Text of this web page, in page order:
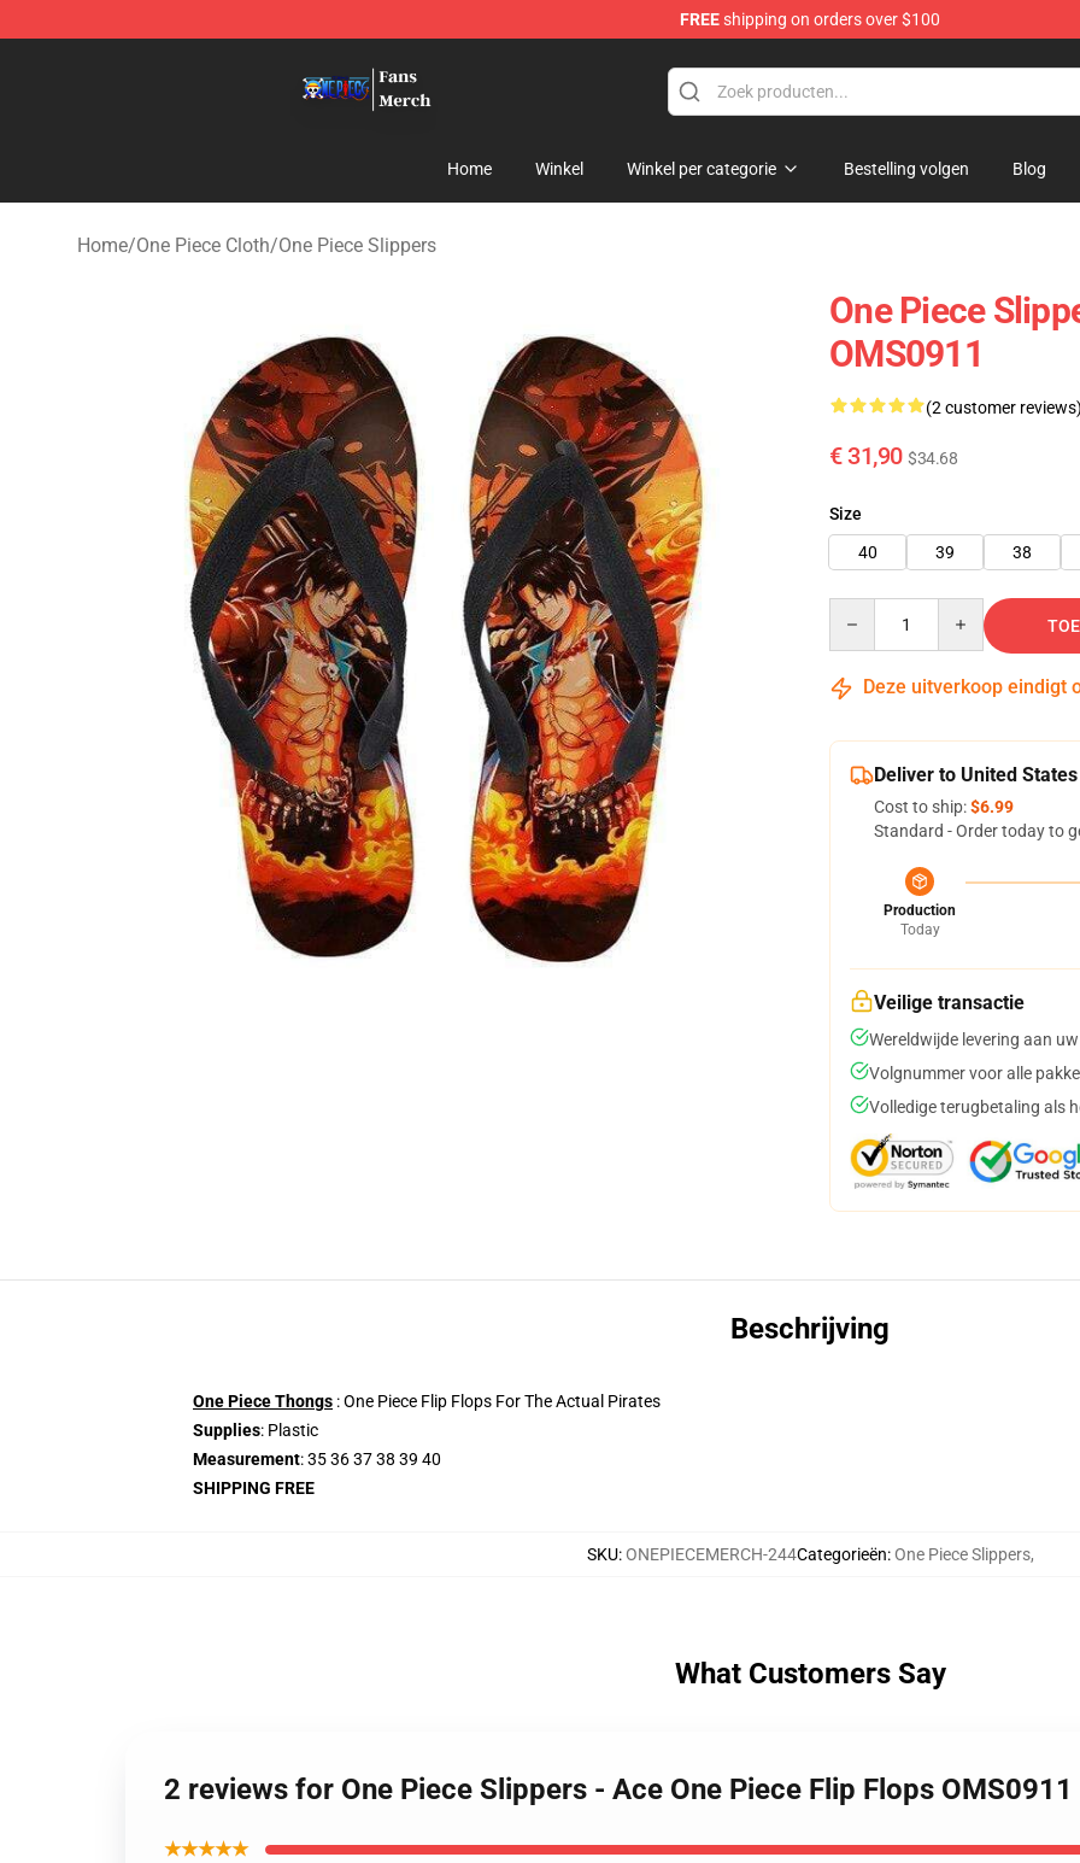
FREEshipping on orders over $100
Home Winkel Winkel per categorie Bestelling volgen Blog
Home/One Piece Cloth/One Piece Slippers
One Piece
OMS0911
(2 customer reviews)
€ 31,90 $34.68
Size
40
39 38
Deze uitverkoop eindigt
Deliver to United States
Cost to ship:$6.99
Standard - Order today to
Production
Today
Veilige transactie
Wereldwijde levering aan
Volgnummer voor alle
Volledige terugbetaling als
Beschrijving
One Piece Thongs : One Piece Flip Flops For The Actual Pirates
Supplies: Plastic
Measurement: 35 36 37 38 39 40
SHIPPING FREE
SKU:ONEPIECEMERCH-244Categorieën:One Piece Slippers,
What Customers Say
2 reviews for One Piece Slippers - Ace One Piece Flip Flops OMS0911
★★★★★